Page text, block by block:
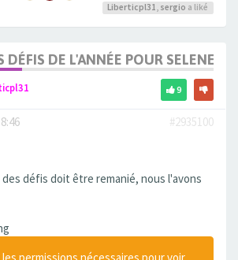
Liberticpl31, sergio a liké
DÉFIS DE L'ANNÉE POUR SELENE
9
#2935100
des défis doit être remanié, nous l'avons